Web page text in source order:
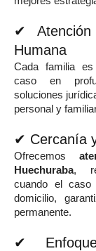
✔ Atención
Humana
Cada familia
caso en
soluciones
personal y
✔ Cercanía
Ofrecemos
Huechuraba,
cuando el caso
domicilio,
permanente.
✔